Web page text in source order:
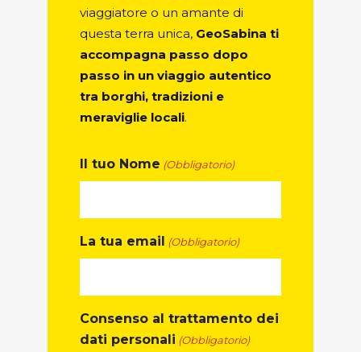
viaggiatore o un amante di
questa terra unica, GeoSabina ti
accompagna passo dopo
passo in un viaggio autentico
tra borghi, tradizioni e
meraviglie locali.
Il tuo Nome (Obbligatorio)
La tua email (Obbligatorio)
Consenso al trattamento dei
dati personali (Obbligatorio)